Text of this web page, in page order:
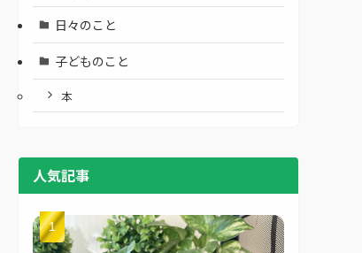
日々のこと
子どものこと
本
人気記事